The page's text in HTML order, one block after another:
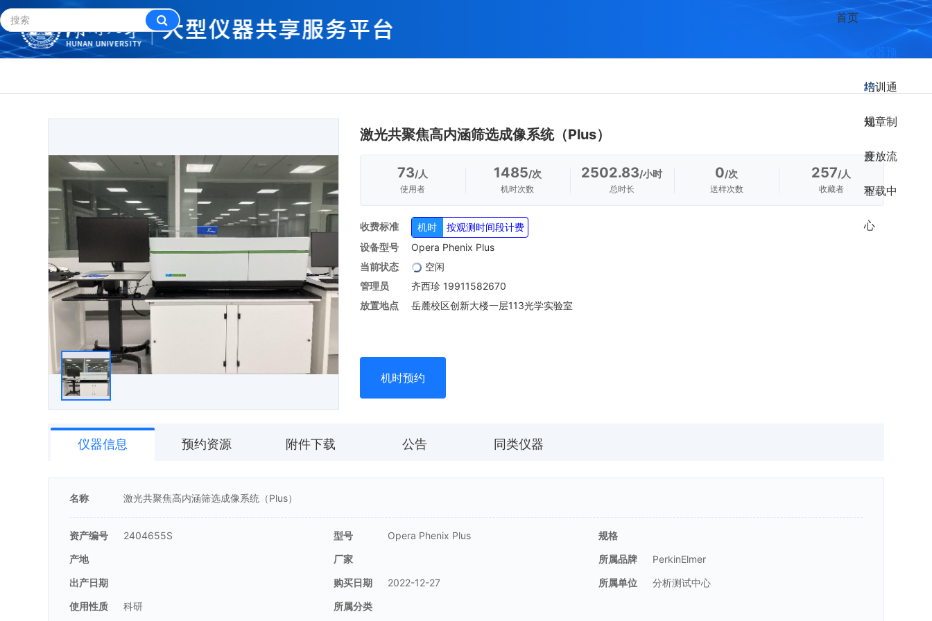
首页
仪器预
约
培训通
知
规章制
度
开放流
程
下载中
心
激光共聚焦高内涵筛选成像系统（Plus）
73/人
使用者
1485/次
机时次数
2502.83/小时
总时长
0/次
送样次数
257/人
收藏者
收费标准 机时
按观测时间段计费
设备型号
Opera Phenix Plus
当前状态
空闲
管理员
齐西珍 19911582670
放置地点
岳麓校区创新大楼一层113光学实验室
机时预约
仪器信息 预约资源 附件下载 公告 同类仪器
名称 激光共聚焦高内涵筛选成像系统（Plus）
资产编号 2404655S 型号 Opera Phenix Plus
规格
产地
厂家 所属品牌
PerkinElmer
出产日期
购买日期 2022-12-27 所属单位
分析测试中心
使用性质
科研 所属分类